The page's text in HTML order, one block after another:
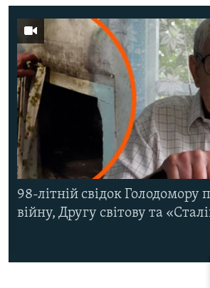
98-літній свідок
війну, Другу світову та